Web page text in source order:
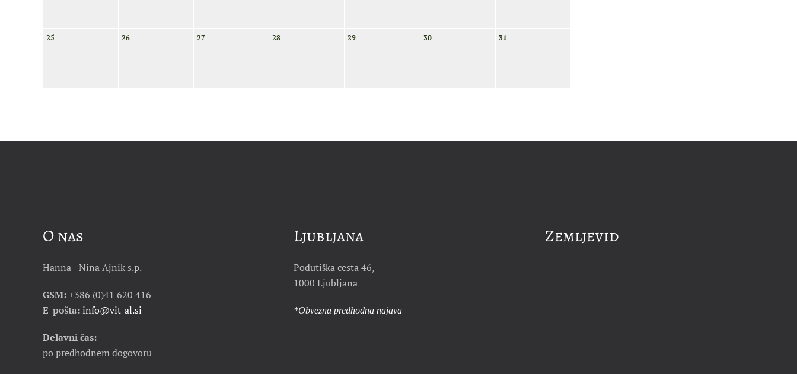
25 26 27 28 29 30 31
O nas
Hanna - Nina Ajnik s.p.
GSM:+386 (0)41 620 416
E-pošta:info@vit-al.si
Delavni čas:
po predhodnem dogovoru
Ljubljana
Podutiška cesta 46,
1000 Ljubljana
*Obvezna predhodna najava
Zemljevid